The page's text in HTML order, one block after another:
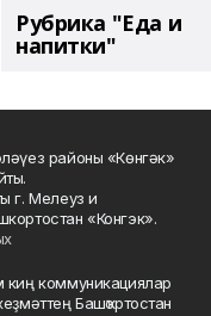
Рубрика "Еда и
напитки"
районы «Көнгәк»
г. Мелеуз и
«Конгэк».
киң коммуникациялар
Башҡортостан